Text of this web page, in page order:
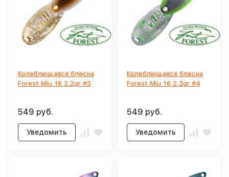
Колеблющаяся блесна
Forest Miu 16 2.2gr #3
549 руб.
Уведомить
Колеблющаяся блесна
Forest Miu 16 2.2gr #4
549 руб.
Уведомить